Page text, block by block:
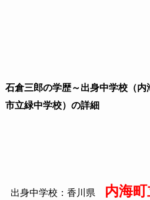
石倉三郎の学歴～出身中学校（
市立緑中学校）の詳細
出身中学校：香川県 内海